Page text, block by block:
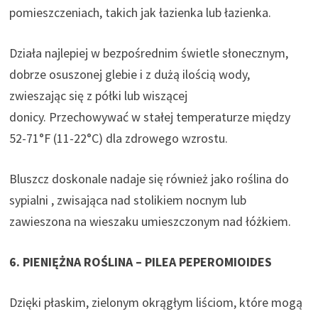
pomieszczeniach, takich jak łazienka lub łazienka.
Działa najlepiej w bezpośrednim świetle słonecznym,
dobrze osuszonej glebie i z dużą ilością wody,
zwieszając się z półki lub wiszącej
donicy. Przechowywać w stałej temperaturze między
52-71°F (11-22°C) dla zdrowego wzrostu.
Bluszcz doskonale nadaje się również jako roślina do
sypialni , zwisająca nad stolikiem nocnym lub
zawieszona na wieszaku umieszczonym nad łóżkiem.
6. PIENIĘŻNA ROŚLINA – PILEA PEPEROMIOIDES
Dzięki płaskim, zielonym okrągłym liściom, które mogą